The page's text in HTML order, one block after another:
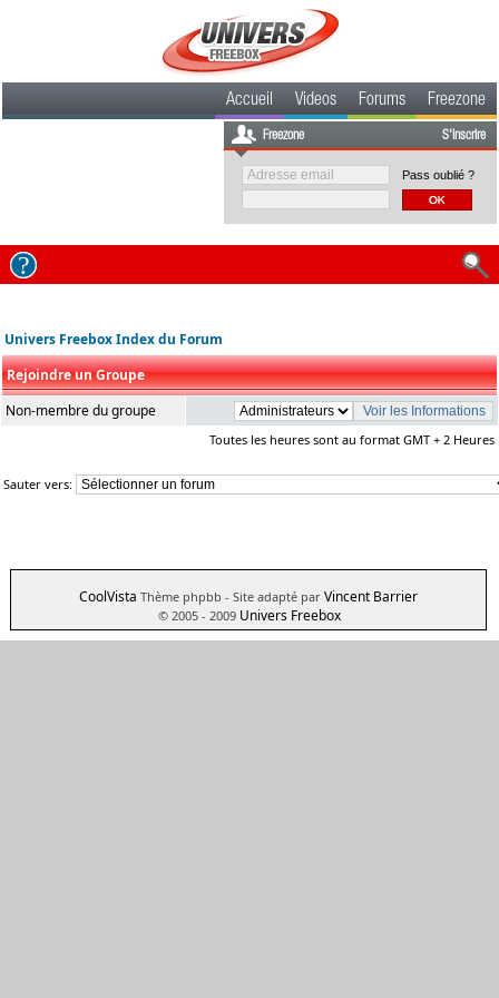
Accueil Videos Forums Freezone
Freezone S'inscrire
Pass oublié ?
Univers Freebox Index du Forum
Rejoindre un Groupe
Non-membre du groupe
Toutes les heures sont au format GMT + 2 Heures
Sauter vers:
CoolVista Thème phpbb - Site adapté par Vincent Barrier
© 2005 - 2009 Univers Freebox